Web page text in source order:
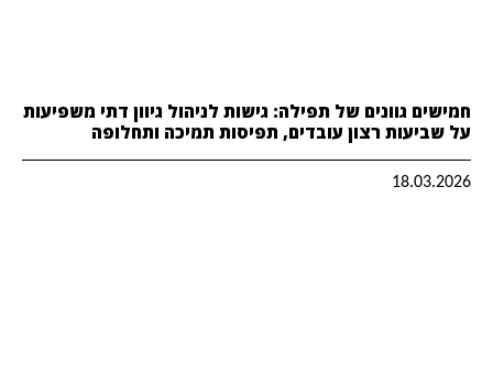
חמישים גוונים של תפילה: גישות לניהול גיוון דתי משפיעות
על שביעות רצון עובדים, תפיסות תמיכה ותחלופה
18.03.2026